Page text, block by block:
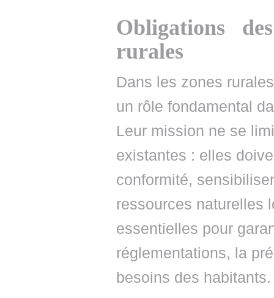
Obligations
rurales
Dans les zones
un rôle fondamental
Leur mission ne se
existantes : elles
conformité,
ressources naturelles
essentielles pour
réglementations, la
besoins des habitants.